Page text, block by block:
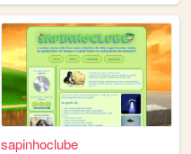
sapinhoclube